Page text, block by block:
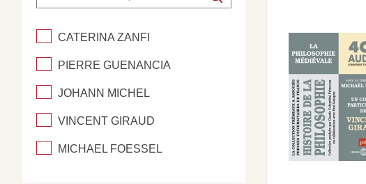
CATERINA ZANFI
PIERRE GUENANCIA
JOHANN MICHEL
VINCENT GIRAUD
MICHAEL FOESSEL